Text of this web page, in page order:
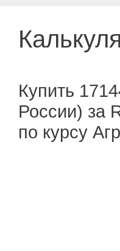
Купить
России) за
по курсу